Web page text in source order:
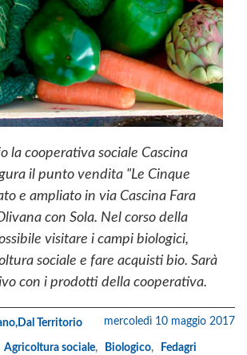
la cooperativa sociale Cascina
il punto vendita "Le Cinque
e ampliato in via Cascina Fara
con Sola. Nel corso della
visitare i campi biologici,
sociale e fare acquisti bio. Sarà
con i prodotti della cooperativa.
mercoledì 10 maggio 2017
Dal Territorio
Agricoltura sociale, Biologico, Fedagri